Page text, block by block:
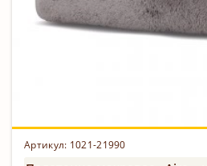
Артикул: 1021-21990